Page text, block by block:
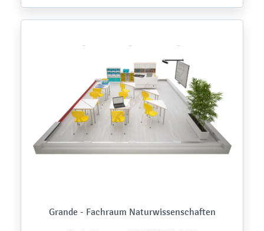
Grande - Fachraum Naturwissenschaften